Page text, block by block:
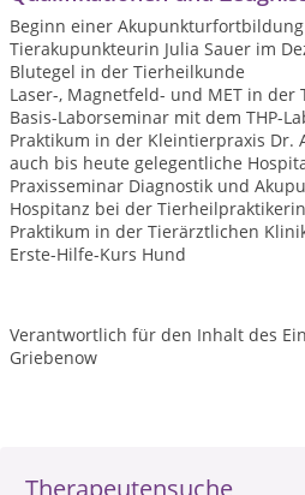
Therapeutensuche
Beginn einer
Tierakupunkteurin Julia Sauer im
Blutegel in der Tierheilkunde
Laser-, Magnetfeld- und MET in der
Basis-Laborseminar mit dem THP-
Praktikum in der Kleintierpraxis Dr.
auch bis heute gelegentliche
Praxisseminar Diagnostik und
Hospitanz bei der
Praktikum in der Tierärztlichen
Erste-Hilfe-Kurs Hund
Verantwortlich für den Inhalt des
Griebenow